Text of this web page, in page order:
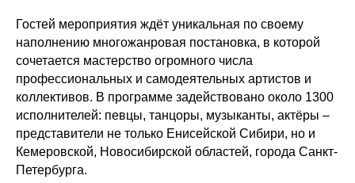
Гостей мероприятия ждёт уникальная по своему
наполнению многожанровая постановка, в которой
сочетается мастерство огромного числа
профессиональных и самодеятельных артистов и
коллективов. В программе задействовано около 1300
исполнителей: певцы, танцоры, музыканты, актёры –
представители не только Енисейской Сибири, но и
Кемеровской, Новосибирской областей, города Санкт-
Петербурга.